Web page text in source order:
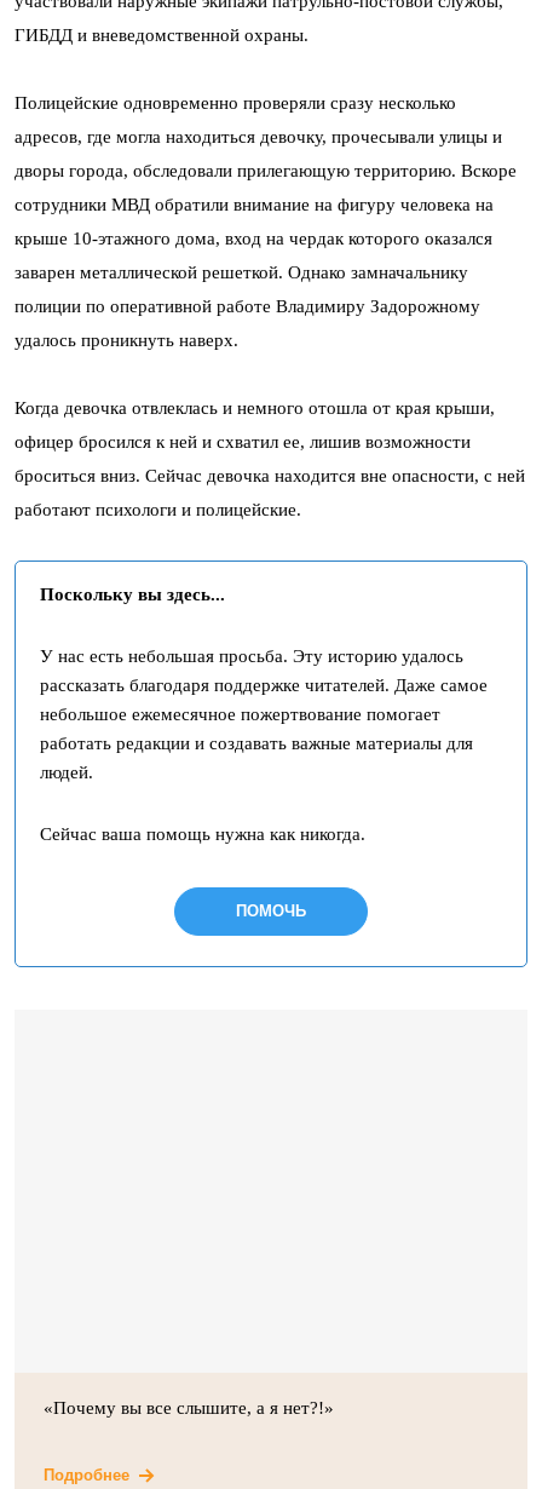
ГИБДД и вневедомственной охраны.
Полицейские одновременно проверяли сразу несколько
адресов, где могла находиться девочку, прочесывали улицы и
дворы города, обследовали прилегающую территорию. Вскоре
сотрудники МВД обратили внимание на фигуру человека на
крыше 10-этажного дома, вход на чердак которого оказался
заварен металлической решеткой. Однако замначальнику
полиции по оперативной работе Владимиру Задорожному
удалось проникнуть наверх.
Когда девочка отвлеклась и немного отошла от края крыши,
офицер бросился к ней и схватил ее, лишив возможности
броситься вниз. Сейчас девочка находится вне опасности, с ней
работают психологи и полицейские.
Поскольку вы здесь...
У нас есть небольшая просьба. Эту историю удалось
рассказать благодаря поддержке читателей. Даже самое
небольшое ежемесячное пожертвование помогает
работать редакции и создавать важные материалы для
людей.
Сейчас ваша помощь нужна как никогда.
ПОМОЧЬ
«Почему вы все слышите, а я нет?!»
Подробнее